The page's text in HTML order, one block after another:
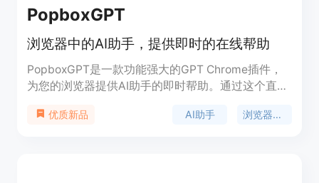
PopboxGPT
浏览器中的AI助手，提供即时的在线帮助
PopboxGPT是一款功能强大的GPT Chrome插件，
为您的浏览器提供AI助手的即时帮助。通过这个直观
论您是在起草电子邮件、进行研究还是头脑风暴，我
优质新品 AI助手 浏览器插件